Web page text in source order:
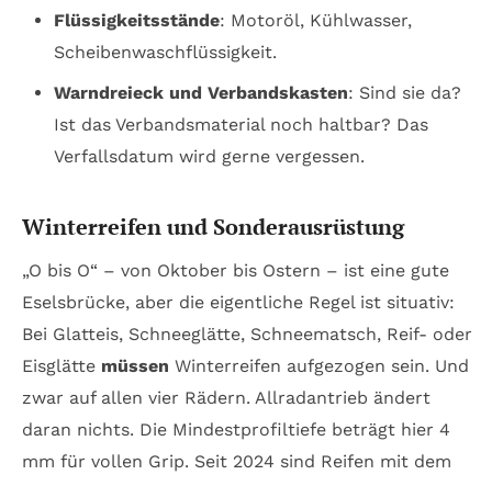
Flüssigkeitsstände: Motoröl, Kühlwasser,
Scheibenwaschflüssigkeit.
Warndreieck und Verbandskasten: Sind sie da?
Ist das Verbandsmaterial noch haltbar? Das
Verfallsdatum wird gerne vergessen.
Winterreifen und Sonderausrüstung
„O bis O“ – von Oktober bis Ostern – ist eine gute
Eselsbrücke, aber die eigentliche Regel ist situativ:
Bei Glatteis, Schneeglätte, Schneematsch, Reif- oder
Eisglätte müssen Winterreifen aufgezogen sein. Und
zwar auf allen vier Rädern. Allradantrieb ändert
daran nichts. Die Mindestprofiltiefe beträgt hier 4
mm für vollen Grip. Seit 2024 sind Reifen mit dem